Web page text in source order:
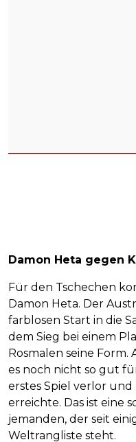
Damon Heta gegen
Für den Tschechen
Damon Heta. Der
farblosen Start in die
dem Sieg bei einem
Rosmalen seine
es noch nicht so gut
erstes Spiel verlor
erreichte. Das ist eine
jemanden, der seit
Weltrangliste steht.